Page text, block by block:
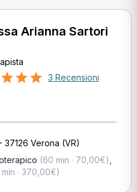
Arianna Sartori
3 Recensioni
Verona (VR)
(60 min · 70,00€)
· 370,00€)